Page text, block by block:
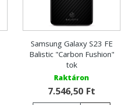
Samsung Galaxy S23 FE
Balistic "Carbon Fushion"
tok
Raktáron
7.546,50 Ft